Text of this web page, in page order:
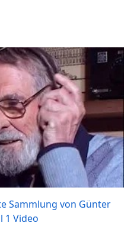
Sammlung von Günter
1 Video